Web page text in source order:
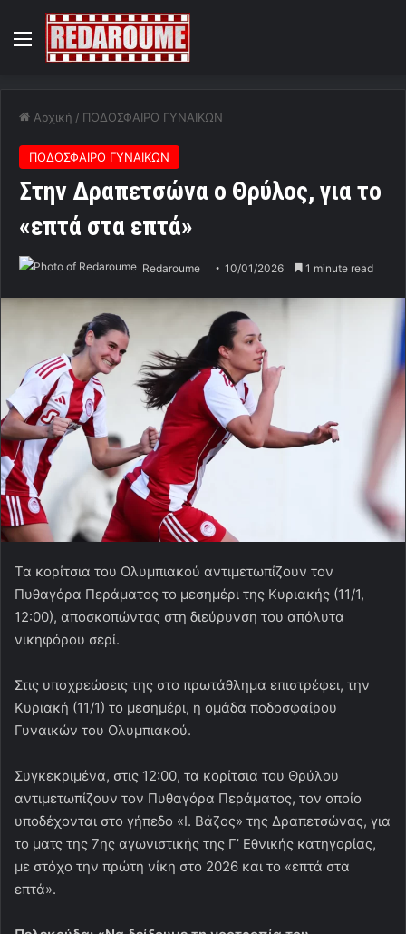
Menu
Αρχική / ΠΟΔΟΣΦΑΙΡΟ ΓΥΝΑΙΚΩΝ
ΠΟΔΟΣΦΑΙΡΟ ΓΥΝΑΙΚΩΝ
Στην Δραπετσώνα ο Θρύλος, για το
«επτά στα επτά»
Redaroume 10/01/2026 1 minute read
Τα κορίτσια του Ολυμπιακού αντιμετωπίζουν τον
Πυθαγόρα Περάματος το μεσημέρι της Κυριακής (11/1,
12:00), αποσκοπώντας στη διεύρυνση του απόλυτα
νικηφόρου σερί.
Στις υποχρεώσεις της στο πρωτάθλημα επιστρέφει, την
Κυριακή (11/1) το μεσημέρι, η ομάδα ποδοσφαίρου
Γυναικών του Ολυμπιακού.
Συγκεκριμένα, στις 12:00, τα κορίτσια του Θρύλου
αντιμετωπίζουν τον Πυθαγόρα Περάματος, τον οποίο
υποδέχονται στο γήπεδο «Ι. Βάζος» της Δραπετσώνας, για
το ματς της 7ης αγωνιστικής της Γ’ Εθνικής κατηγορίας,
με στόχο την πρώτη νίκη στο 2026 και το «επτά στα
επτά».